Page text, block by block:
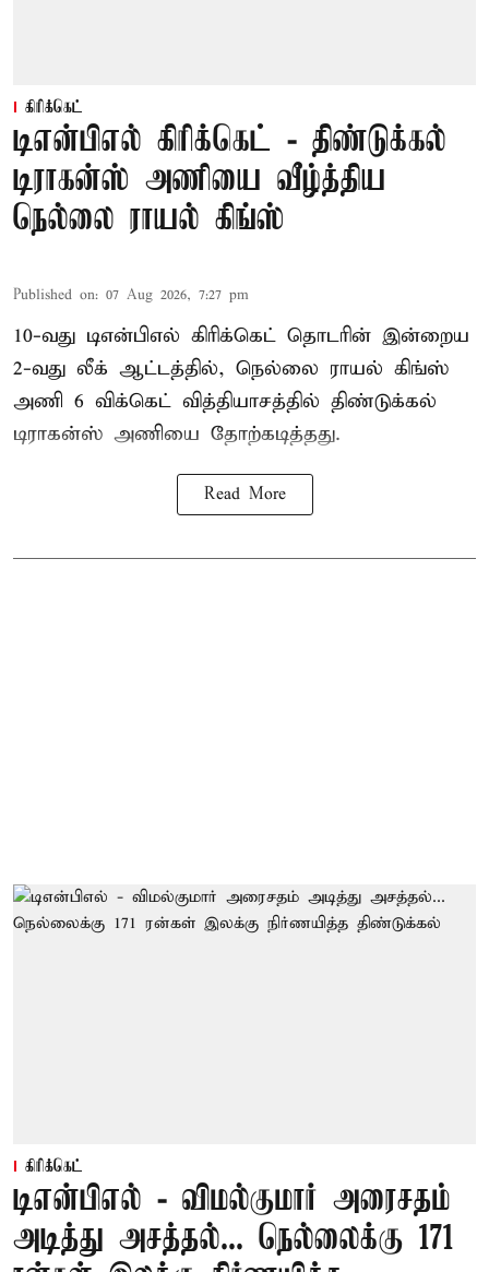
கிரிக்கெட்
டிஎன்பிஎல் கிரிக்கெட் - திண்டுக்கல்
டிராகன்ஸ் அணியை வீழ்த்திய
நெல்லை ராயல் கிங்ஸ்
Published on: 07 Aug 2026, 7:27 pm
10-வது டிஎன்பிஎல் கிரிக்கெட் தொடரின் இன்றைய
2-வது லீக் ஆட்டத்தில், நெல்லை ராயல் கிங்ஸ்
அணி 6 விக்கெட் வித்தியாசத்தில் திண்டுக்கல்
டிராகன்ஸ் அணியை தோற்கடித்தது.
Read More
கிரிக்கெட்
டிஎன்பிஎல் - விமல்குமார் அரைசதம்
அடித்து அசத்தல்... நெல்லைக்கு 171